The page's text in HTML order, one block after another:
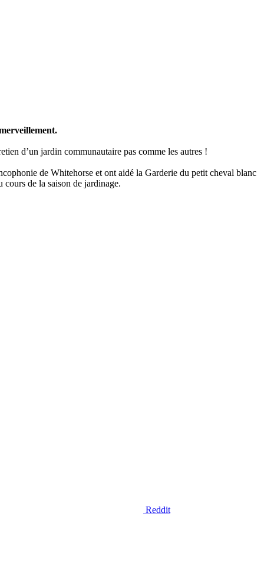
d’un jardin communautaire pas comme les autres !
de Whitehorse et ont aidé la Garderie du petit cheval blanc
cours de la saison de jardinage.
Reddit